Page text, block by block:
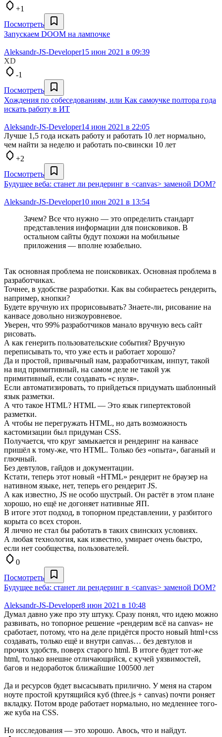
+1
Посмотреть
Запускаем DOOM на лампочке
Aleksandr-JS-Developer15 июн 2021 в 09:39
XD
-1
Посмотреть
Хождения по собеседованиям, или Как самоучке полтора года
искать работу в ИТ
Aleksandr-JS-Developer14 июн 2021 в 22:05
Лучше 1,5 года искать работу и работать 10 лет нормально,
чем найти за неделю и работать по-свински 10 лет
+2
Посмотреть
Будущее веба: станет ли рендеринг в <canvas> заменой DOM?
Aleksandr-JS-Developer10 июн 2021 в 13:54
Зачем? Все что нужно — это определить стандарт
представления информации для поисковиков. В
остальном сайты будут похожи на мобильные
приложения — вполне юзабельно.
Так основная проблема не поисковиках. Основная проблема в
разработчиках.
Точнее, в удобстве разработки. Как вы собираетесь рендерить,
например, кнопки?
Будете вручную их прорисовывать? Знаете-ли, рисование на
канвасе довольно низкоуровневое.
Уверен, что 99% разработчиков манало вручную весь сайт
рисовать.
А как генерить пользовательские события? Вручную
переписывать то, что уже есть и работает хорошо?
Да и простой, привычный нам, разработчикам, инпут, такой
на вид примитивный, на самом деле не такой уж
примитивный, если создавать «с нуля».
Если автоматизировать, то прийдеться придумать шаблонный
язык разметки.
А что такое HTML? HTML — Это язык гипертектовой
разметки.
А чтобы не перегружать HTML, но дать возможность
кастомизации был придуман CSS.
Получается, что круг замыкается и рендеринг на канвасе
пришёл к тому-же, что HTML. Только без «опыта», баганый и
глючный.
Без девтулов, гайдов и документации.
Кстати, теперь этот новый «HTML» рендерит не браузер на
нативном языке, нет, теперь его рендерит JS.
А как известно, JS не особо шустрый. Он растёт в этом плане
хорошо, но ещё не догоняет нативные ЯП.
В итоге этот подход, в топорном представлении, у разбитого
корыта со всех сторон.
Я лично не стал бы работать в таких свинских условиях.
А любая технология, как известно, умирает очень быстро,
если нет сообщества, пользователей.
0
Посмотреть
Будущее веба: станет ли рендеринг в <canvas> заменой DOM?
Aleksandr-JS-Developer8 июн 2021 в 10:48
Думал давно уже про эту штуку. Сразу понял, что идею можно
развивать, но топорное решение «рендерим всё на canvas» не
сработает, потому, что на деле придётся просто новый html+css
создавать, только ещё и внутри canvas… без девтулов и
прочих удобств, поверх старого html. В итоге будет тот-же
html, только внешне отличающийся, с кучей уязвимостей,
багов и недоработок ближайшие 100500 лет
Да и ресурсов будет высасывать прилично. У меня на старом
ноуте простой крутящийся куб (three.js + canvas) почти роняет
вкладку. Потом вроде работает нормально, но медленнее того-
же куба на CSS.
Но исследования — это хорошо. Авось, что и найдут.